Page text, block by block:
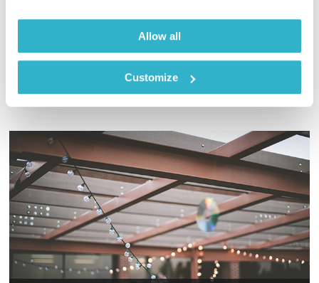
Allow all
Customize
עזריה בתכנית מיוחדת לחג פורים.